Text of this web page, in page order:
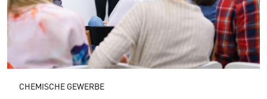
CHEMISCHE GEWERBE